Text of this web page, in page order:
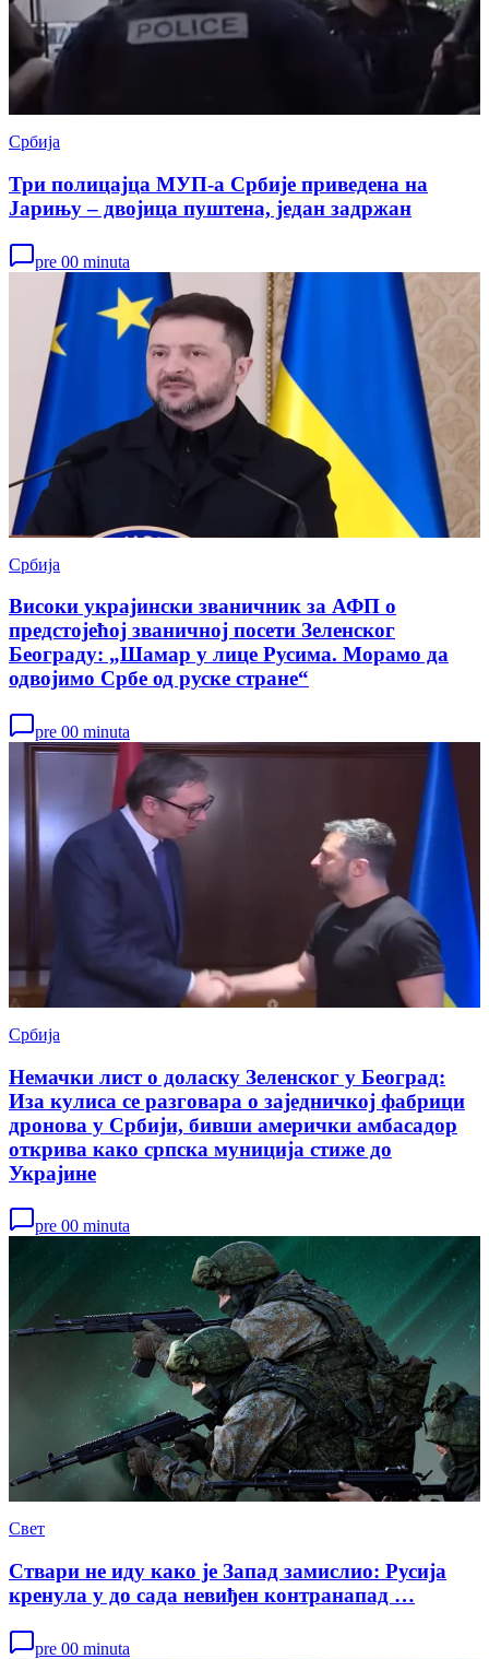
Србија
Три полицајца МУП-а Србије приведена на
Јарињу – двојица пуштена, један задржан
pre 00 minuta
Србија
Високи украјински званичник за АФП о
предстојећој званичној посети Зеленског
Београду: „Шамар у лице Русима. Морамо да
одвојимо Србе од руске стране“
pre 00 minuta
Србија
Немачки лист о доласку Зеленског у Београд:
Иза кулиса се разговара о заједничкој фабрици
дронова у Србији, бивши амерички амбасадор
открива како српска муниција стиже до
Украјине
pre 00 minuta
Свет
Ствари не иду како је Запад замислио: Русија
кренула у до сада невиђен контранапад …
pre 00 minuta